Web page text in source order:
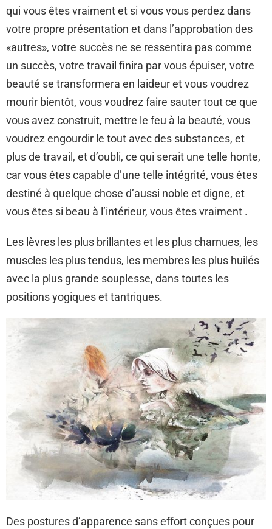
qui vous êtes vraiment et si vous vous perdez dans
votre propre présentation et dans l’approbation des
«autres», votre succès ne se ressentira pas comme
un succès, votre travail finira par vous épuiser, votre
beauté se transformera en laideur et vous voudrez
mourir bientôt, vous voudrez faire sauter tout ce que
vous avez construit, mettre le feu à la beauté, vous
voudrez engourdir le tout avec des substances, et
plus de travail, et d’oubli, ce qui serait une telle honte,
car vous êtes capable d’une telle intégrité, vous êtes
destiné à quelque chose d’aussi noble et digne, et
vous êtes si beau à l’intérieur, vous êtes vraiment .
Les lèvres les plus brillantes et les plus charnues, les
muscles les plus tendus, les membres les plus huilés
avec la plus grande souplesse, dans toutes les
positions yogiques et tantriques.
Des postures d’apparence sans effort conçues pour